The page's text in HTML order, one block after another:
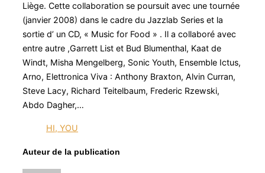
Liège. Cette collaboration se poursuit avec une tournée
(janvier 2008) dans le cadre du Jazzlab Series et la
sortie d’ un CD, « Music for Food » . Il a collaboré avec
entre autre ,Garrett List et Bud Blumenthal, Kaat de
Windt, Misha Mengelberg, Sonic Youth, Ensemble Ictus,
Arno, Elettronica Viva : Anthony Braxton, Alvin Curran,
Steve Lacy, Richard Teitelbaum, Frederic Rzewski,
Abdo Dagher,…
HI, YOU
Auteur de la publication